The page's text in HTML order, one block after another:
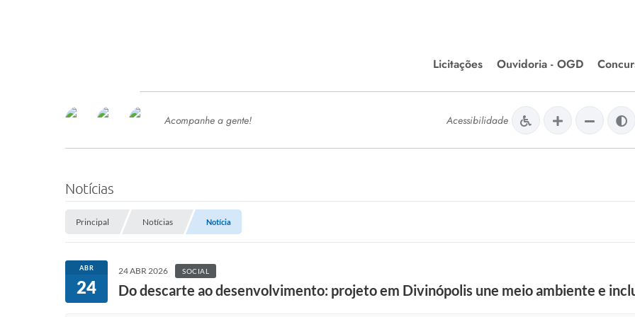
Licitações
Editais de Licitações
Chamamentos Públicos
Ouvidoria - OGD
SERVIÇOS
SEMED
Processo de Contratação -
Concursos e Processos Seletivos
Esporte
Meio Ambiente
Acompanhe a gente! Acessibilidade
Notícias
Principal Notícias Notícia
ABR
24
24 ABR 2026 SOCIAL
Do descarte ao desenvolvimento: projeto em Divinópolis une meio ambiente e